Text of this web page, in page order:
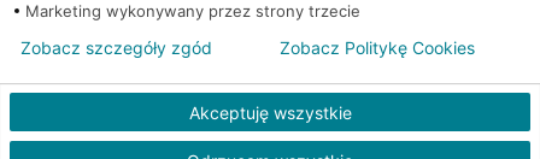
© 2026 Credit Agricole Bank Polska S.A. Wszelkie prawa zastrzeżone
Marketing wykonywany przez strony trzecie
Akceptuję wszystkie
Zobacz szczegóły zgód Zobacz Politykę Cookies